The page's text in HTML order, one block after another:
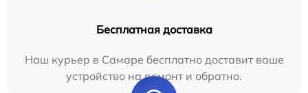
Бесплатная доставка
Наш курьер в Самаре бесплатно доставит ваше
устройство на ремонт и обратно.